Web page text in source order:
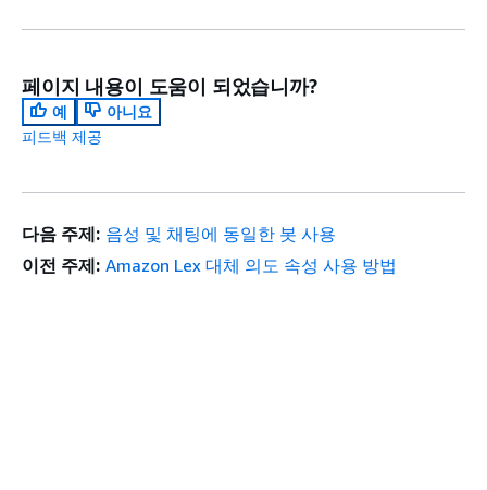
페이지 내용이 도움이 되었습니까?
예
아니요
피드백 제공
다음 주제: 음성 및 채팅에 동일한 봇 사용
이전 주제: Amazon Lex 대체 의도 속성 사용 방법